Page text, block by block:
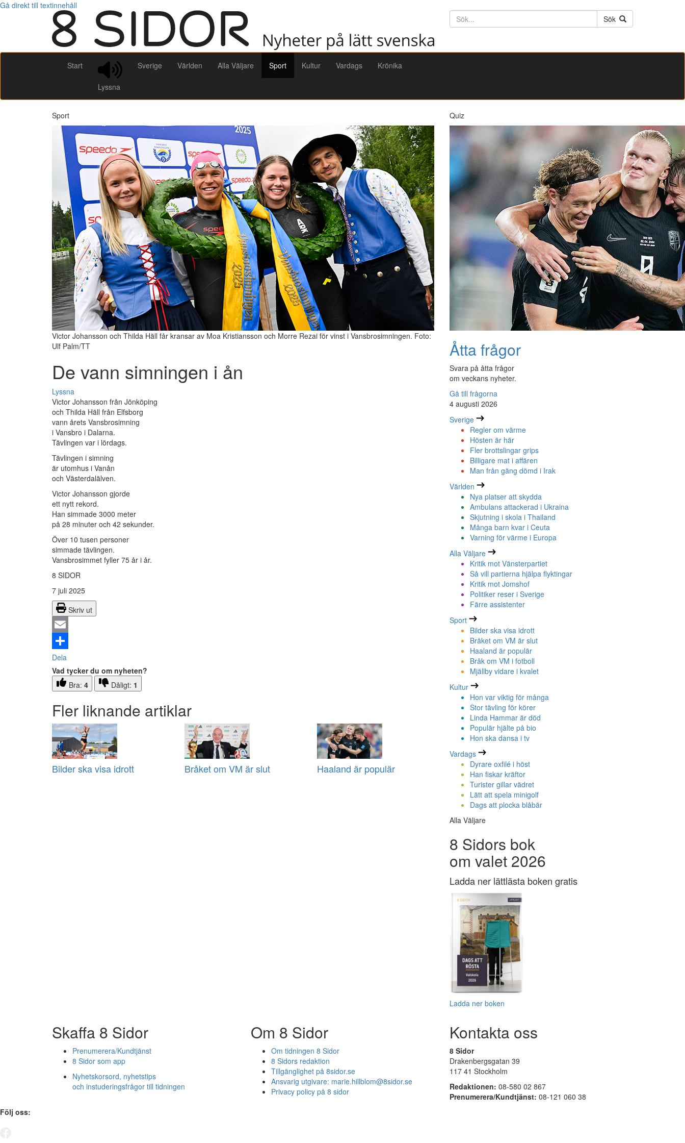
Gå direkt till textinnehåll
Söktext
Sök
Start
Lyssna
Sverige Världen Alla Väljare Sport Kultur Vardags Krönika
Sport
Victor Johansson och Thilda Häll får kransar av Moa Kristiansson och Morre Rezai för vinst i Vansbrosimningen. Foto:
Ulf Palm/TT
De vann simningen i ån
Lyssna
Victor Johansson från Jönköping
och Thilda Häll från Elfsborg
vann årets Vansbrosimning
i Vansbro i Dalarna.
Tävlingen var i lördags.
Tävlingen i simning
är utomhus i Vanån
och Västerdalälven.
Victor Johansson gjorde
ett nytt rekord.
Han simmade 3000 meter
på 28 minuter och 42 sekunder.
Över 10 tusen personer
simmade tävlingen.
Vansbrosimmet fyller 75 år i år.
8 SIDOR
7 juli 2025
Skriv ut
Email
Dela
Vad tycker du om nyheten?
Bra: 4 Dåligt: 1
Fler liknande artiklar
Bilder ska visa idrott Bråket om VM är slut Haaland är populär
Quiz
Åtta frågor
Svara på åtta frågor
om veckans nyheter.
Gå till frågorna
4 augusti 2026
Sverige
Regler om värme
Hösten är här
Fler brottslingar grips
Billigare mat i affären
Man från gäng dömd i Irak
Världen
Nya platser att skydda
Ambulans attackerad i Ukraina
Skjutning i skola i Thailand
Många barn kvar i Ceuta
Varning för värme i Europa
Alla Väljare
Kritik mot Vänsterpartiet
Så vill partierna hjälpa flyktingar
Kritik mot Jomshof
Politiker reser i Sverige
Färre assistenter
Sport
Bilder ska visa idrott
Bråket om VM är slut
Haaland är populär
Bråk om VM i fotboll
Mjällby vidare i kvalet
Kultur
Hon var viktig för många
Stor tävling för körer
Linda Hammar är död
Populär hjälte på bio
Hon ska dansa i tv
Vardags
Dyrare oxfilé i höst
Han fiskar kräftor
Turister gillar vädret
Lätt att spela minigolf
Dags att plocka blåbär
Alla Väljare
8 Sidors bok
om valet 2026
Ladda ner lättlästa boken gratis
Ladda ner boken
Skaffa 8 Sidor
Prenumerera/Kundtjänst
8 Sidor som app
Nyhetskorsord, nyhetstips
och instuderingsfrågor till tidningen
Om 8 Sidor
Om tidningen 8 Sidor
8 Sidors redaktion
Tillgänglighet på 8sidor.se
Ansvarig utgivare: marie.hillblom@8sidor.se
Privacy policy på 8 sidor
Kontakta oss
8 Sidor
Drakenbergsgatan 39
117 41 Stockholm
Redaktionen: 08-580 02 867
Prenumerera/Kundtjänst: 08-121 060 38
Följ oss: